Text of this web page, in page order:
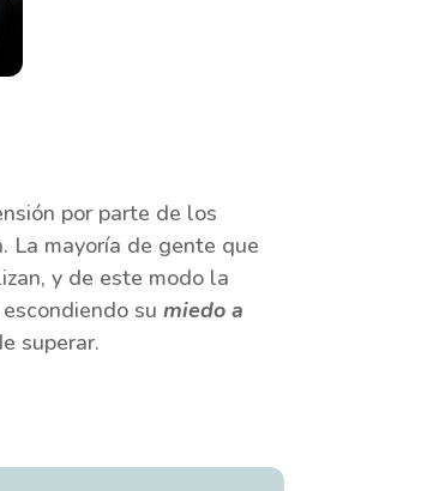
por parte de los
La mayoría de gente que
y de este modo la
escondiendo sumiedo a
superar.